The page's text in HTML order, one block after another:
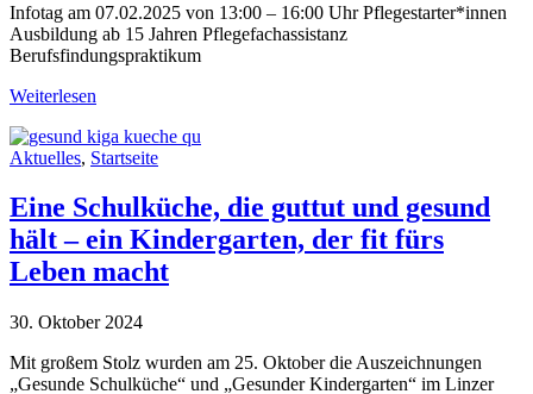
Infotag am 07.02.2025 von 13:00 – 16:00 Uhr Pflegestarter*innen
Ausbildung ab 15 Jahren Pflegefachassistanz
Berufsfindungspraktikum
Weiterlesen
Aktuelles, Startseite
Eine Schulküche, die guttut und gesund
hält – ein Kindergarten, der fit fürs
Leben macht
30. Oktober 2024
Mit großem Stolz wurden am 25. Oktober die Auszeichnungen
„Gesunde Schulküche“ und „Gesunder Kindergarten“ im Linzer